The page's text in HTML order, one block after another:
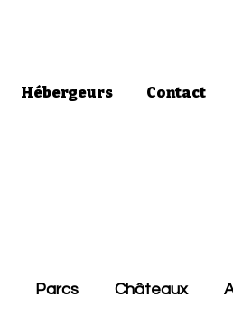
Hébergeurs Contact
Parcs Châteaux